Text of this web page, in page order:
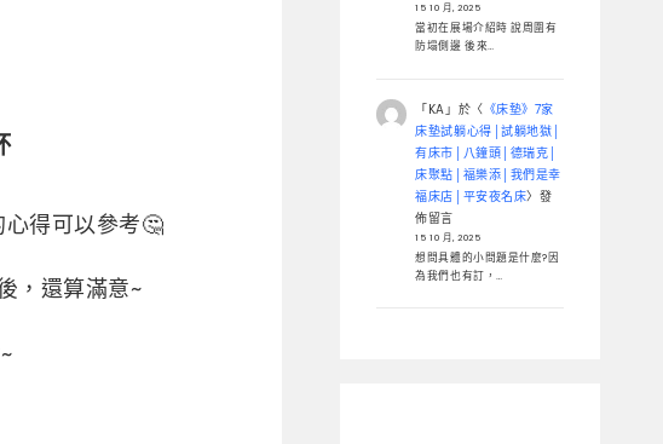
得可以參考🤔
，還算滿意~
15 10 月, 2025
當初在展場介紹時 說周圍有
防塌側邊 後來…
「KA 」於〈 《床墊》7家
床墊試躺心得│試躺地獄│
有床市│八鐘頭│德瑞克│
床聚點│福樂添│我們是幸
福床店│平安夜名床〉發
佈留言
15 10 月, 2025
想問具體的小問題是什麼?因
為我們也有訂，…